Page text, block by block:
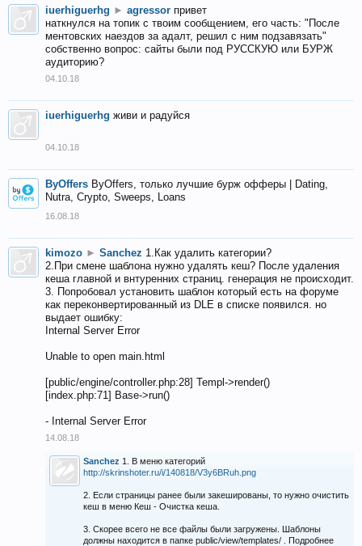
iuerhiguerhg ► agressor привет
наткнулся на топик с твоим сообщением, его часть: "После
ментовских наездов за адалт, решил с ним подзавязать"
собственно вопрос: сайты были под РУССКУЮ или БУРЖ
аудиторию?
04.10.18
iuerhiguerhg живи и радуйся
04.10.18
ByOffers ByOffers, только лучшие бурж офферы | Dating,
Nutra, Crypto, Sweeps, Loans
16.08.18
kimozo ► Sanchez 1.Как удалить категории?
2.При смене шаблона нужно удалять кеш? После удаления
кеша главной и внтуренних страниц. генерация не происходит.
3. Попробовал установить шаблон который есть на форуме
как переконвертированный из DLE в списке появился. но
выдает ошибку:
Internal Server Error
Unable to open main.html
[public/engine/controller.php:28] Templ->render()
[index.php:71] Base->run()
- Internal Server Error
14.08.18
Sanchez 1. В меню категорий
http://skrinshoter.ru/i/140818/V3y6BRuh.png
2. Если страницы ранее были закешированы, то нужно очистить
кеш в меню Кеш - Очистка кеша.
3. Скорее всего не все файлы были загружены. Шаблоны
должны находится в папке public/view/templates/ . Подробнее